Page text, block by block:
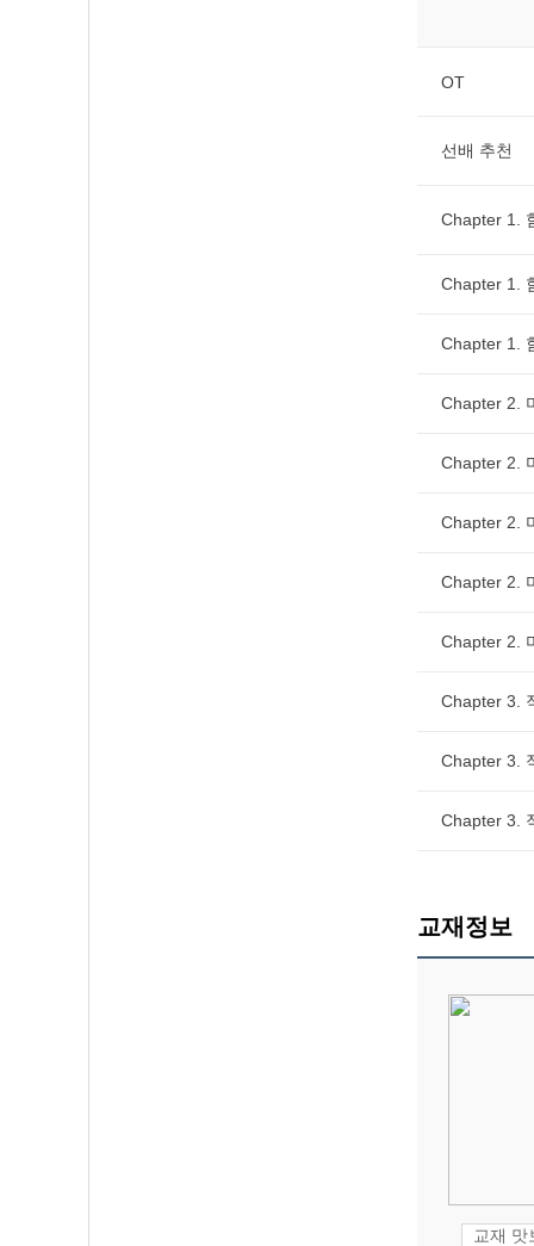
OT
선배 추천
Chapter 1.
Chapter 1.
Chapter 1.
Chapter 2.
Chapter 2.
Chapter 2.
Chapter 2.
Chapter 2.
Chapter 3.
Chapter 3.
Chapter 3.
교재정보
교재